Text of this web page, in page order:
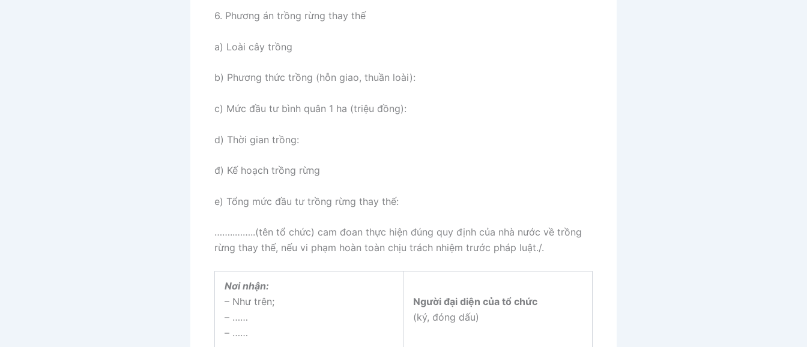
6. Phương án trồng rừng thay thế
a) Loài cây trồng
b) Phương thức trồng (hỗn giao, thuần loài):
c) Mức đầu tư bình quân 1 ha (triệu đồng):
d) Thời gian trồng:
đ) Kế hoạch trồng rừng
e) Tổng mức đầu tư trồng rừng thay thế:
……..……..(tên tổ chức) cam đoan thực hiện đúng quy định của nhà nước về trồng
rừng thay thế, nếu vi phạm hoàn toàn chịu trách nhiệm trước pháp luật./.
Nơi nhận:
– Như trên;
– ……
– ……
Người đại diện của tổ chức
(ký, đóng dấu)